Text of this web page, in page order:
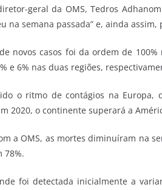
geral da OMS, Tedros
na semana passada” e, ainda
novos casos foi da ordem de
e 6% nas duas regiões,
o ritmo de contágios na Europa,
2020, o continente superará a
a OMS, as mortes diminuíram na
78%.
foi detectada inicialmente a